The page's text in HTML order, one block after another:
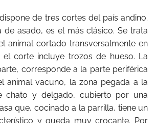
de tres cortes del país andino.
de asado, es el más clásico. Se trata
animal cortado transversalmente en
corte incluye trozos de hueso. La
corresponde a la parte periférica
animal vacuno, la zona pegada a la
chato y delgado, cubierto por una
que, cocinado a la parrilla, tiene un
y queda muy crocante. Por